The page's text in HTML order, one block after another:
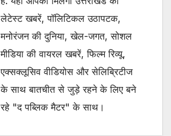
लेटेस्ट खबरें, पॉलिटिकल उठापटक,
मनोरंजन की दुनिया, खेल-जगत, सोशल
मीडिया की वायरल खबरें, फिल्म रिव्यू,
एक्सक्लूसिव वीडियोस और सेलिब्रिटीज
के साथ बातचीत से जुड़े रहने के लिए बने
रहे "द पब्लिक मैटर" के साथ।